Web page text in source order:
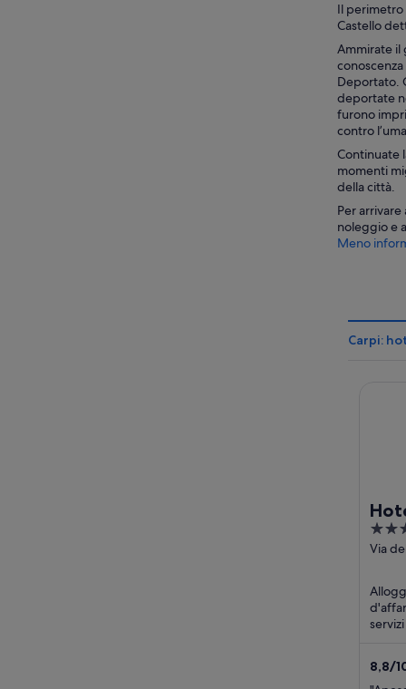
Il perimetro
Castello
Ammirate il
Deportato.
deportate
furono
contro
Continuate
momenti
della città.
Per
noleggio e
Meno
Carpi:
4
out
5
Via
8,8/